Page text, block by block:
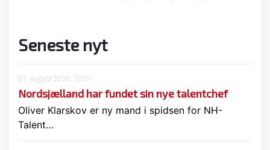
Seneste nyt
07. august 2026, 10:31
Nordsjælland har fundet sin nye talentchef
Oliver Klarskov er ny mand i spidsen for NH-
Talent…